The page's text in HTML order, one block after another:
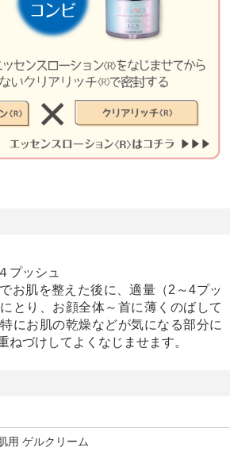
プッシュ
お肌を整えた後に、適量（2～4プッ
とり、お顔全体～首に薄くのばして
にお肌の乾燥などが気になる部分に
ねづけしてよくなじませます。
用 ゲルクリーム